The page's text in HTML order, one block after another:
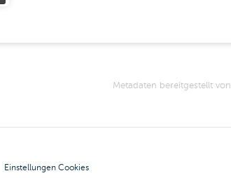
Metadaten bereitgestellt von
Einstellungen Cookies